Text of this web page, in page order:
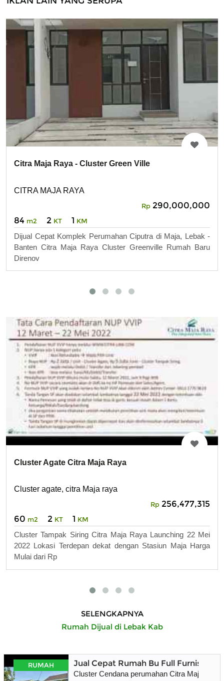
Citra Maja Raya - Cluster Green Ville
CITRA MAJA RAYA
Rp 290,000,000
84 m2 2 KT 1 KM
Dijual Cepat Komplek Perumahan Ciputra di Maja, Lebak -
Banten Citra Maja Raya Cluster Greenville Rumah Baru
Direnov
Cluster Agate Citra Maja Raya
Cluster agate, citra Maja raya
Rp 256,477,315
60 m2 2 KT 1 KM
Cluster Tampak Siring Citra Maja Raya Launching 22 Mei
2022 Lokasi Terdepan dekat dengan Stasiun Maja Harga
Mulai dari Rp
SELENGKAPNYA
Rumah Dijual di Lebak Kab
RUMAH Jual Cepat Rumah Bu Full Furnished
Cluster Cendana perumahan Citra Maja